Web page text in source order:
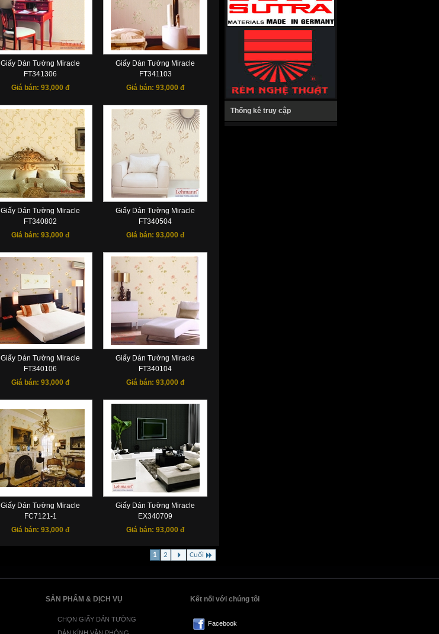
Giấy Dán Tường Miracle
FT341306
Giá bán: 93,000 đ
Giấy Dán Tường Miracle
FT341103
Giá bán: 93,000 đ
Giấy Dán Tường Miracle
FT340802
Giá bán: 93,000 đ
Giấy Dán Tường Miracle
FT340504
Giá bán: 93,000 đ
Giấy Dán Tường Miracle
FT340106
Giá bán: 93,000 đ
Giấy Dán Tường Miracle
FT340104
Giá bán: 93,000 đ
Giấy Dán Tường Miracle
FC7121-1
Giá bán: 93,000 đ
Giấy Dán Tường Miracle
EX340709
Giá bán: 93,000 đ
1 2 Cuối
Thống kê truy cập
SẢN PHẨM & DỊCH VỤ
CHỌN GIẤY DÁN TƯỜNG
Kết nối với chúng tôi
Facebook